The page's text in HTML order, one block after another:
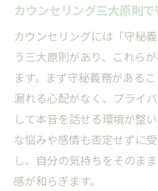
カウンセリング三大原則
カウンセリングには「守秘
う三大原則があり、これら
ます。まず守秘義務がある
漏れる心配がなく、プライ
して本音を話せる環境が整
な悩みや感情も否定せずに
し、自分の気持ちをそのま
感が和らぎます。